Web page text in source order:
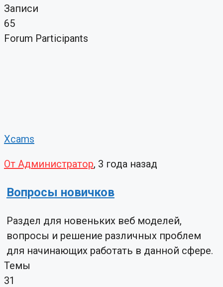
Записи
65
Forum Participants
Xcams
От Администратор, 3 года назад
Вопросы новичков
Раздел для новеньких веб моделей,
вопросы и решение различных проблем
для начинающих работать в данной сфере.
Темы
31